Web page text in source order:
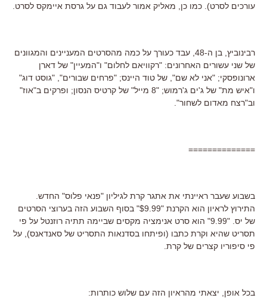
עורכים לסרט). כמו כן, מאליק אמור לעבוד גם על גרסת איימקס לסרט.
רבינוביץ, בן ה-48, עבד כעורך על כמה מהסרטים המעניינים והמגוונים
של שני עשורים האחרונים: "רקוויאם לחלום" ו"המעיין" של דארן
ארונופסקי; "אני לא שם", של טוד היינס; "פרחים שבורים", "גוסט דוג"
ו"איש מת" של ג'ים ג'רמוש; "8 מייל" של קרטיס הנסון; ופרקים ב"אוז"
וב"רצח מאדום לשחור".
==============
בשבוע שעבר ראיינתי את אתגר קרת לגיליון "פנאי פלוס" החדש.
התירוץ לראיון הוא הקרנת "$9.99" בסוף השבוע הזה בערוצי הסרטים
של יס. "9.99" הוא סרט אנימציה מקסים שביימה תתיה רוזנטל על פי
תסריט שהיא וקרת כתבו (ופיתחו בסדנאות התסריט של סאנדאנס), על
פי סיפוריו קצרים של קרת.
בכל אופן, יצאתי מהראיון הזה עם שלוש כותרות: